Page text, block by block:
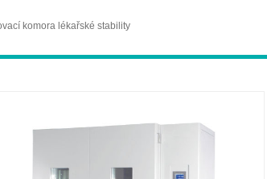
komora lékařské stability